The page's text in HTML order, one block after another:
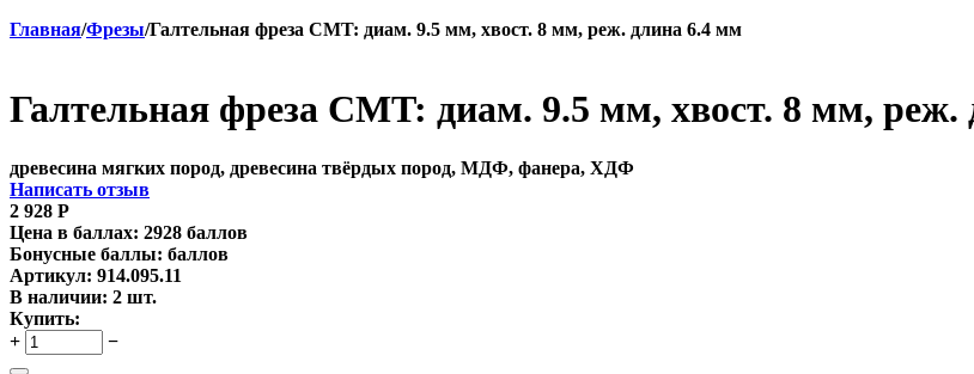
Главная/Фрезы/Галтельная фреза CMT: диам. 9.5 мм, хвост. 8 мм, реж. длина 6.4 мм
Галтельная фреза CMT: диам. 9.5 мм, хвост. 8 мм,
древесина мягких пород, древесина твёрдых пород, МДФ, фанера, ХДФ
Написать отзыв
2 928 Р
Цена в баллах: 2928 баллов
Бонусные баллы: баллов
Артикул: 914.095.11
В наличии: 2 шт.
Купить:
+
−